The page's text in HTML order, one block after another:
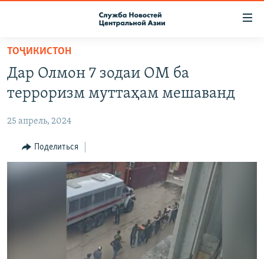
Вернуться
основному
содержанию
Вернутся
навигации
Вернутся
ПОДПИСКА
КОНТАКТЫ
RFE/RL ДИРЕКТ
НАСТОЯЩЕЕ ВРЕМЯ
МИГРАНТ МЕДИА
ТОҶИКИСТОН
Дар Олмон 7 зодаи ОМ ба
терроризм муттаҳам мешаванд
25 апрель, 2024
Поделиться